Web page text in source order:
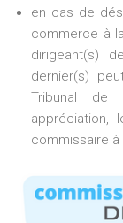
en cas de
commerce à
dirigeant(s)
dernier(s)
Tribunal de
commissaire à